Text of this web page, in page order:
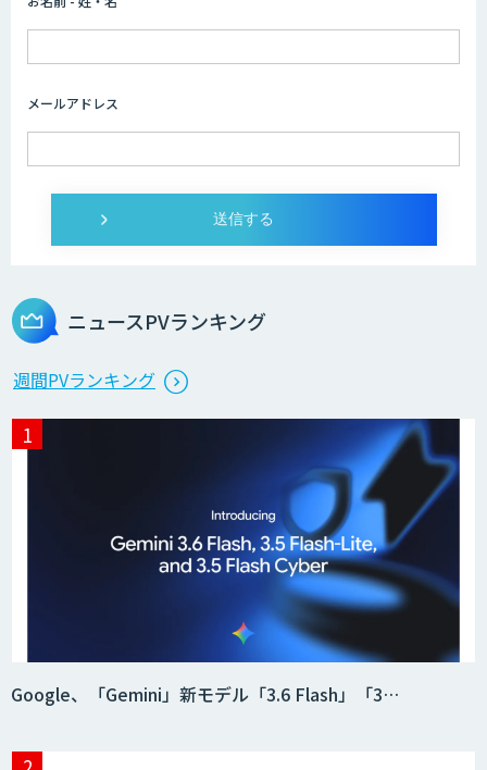
メールアドレス
ニュースPVランキング
週間PVランキング
Google、「Gemini」新モデル「3.6 Flash」「3…